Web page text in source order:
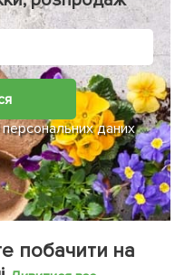
даних
побачити на